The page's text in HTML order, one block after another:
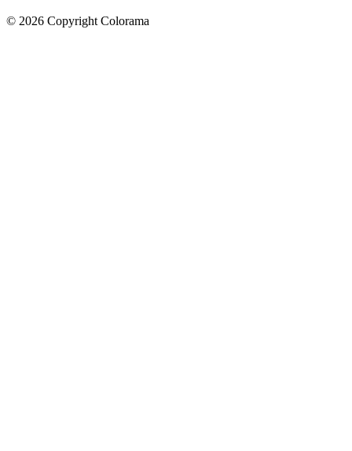
© 2026 Copyright Colorama